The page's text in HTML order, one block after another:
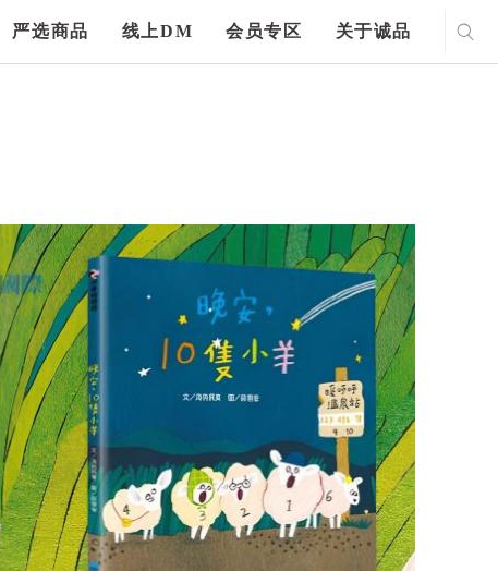
严选商品 线上DM 会员专区 关于诚品